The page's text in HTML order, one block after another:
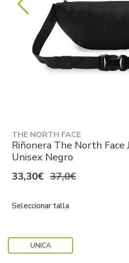
THE NORTH FACE
Riñonera The North Face
Unisex Negro
33,30€ 37,0€
Seleccionar talla
UNICA